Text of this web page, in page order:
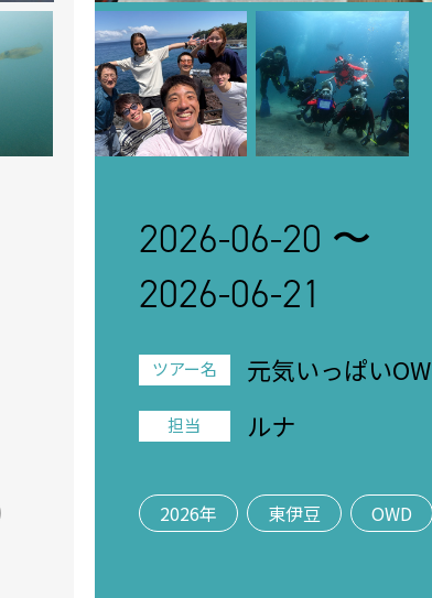
2026-06-20 〜
2026-06-21
ツアー名 元気いっぱい
担当 ルナ
2026年 東伊豆 OWD